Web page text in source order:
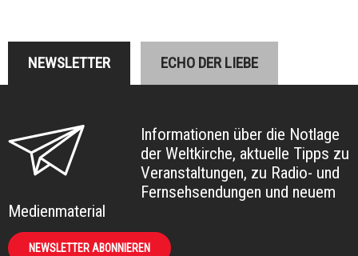
NEWSLETTER ECHO DER LIEBE
Informationen über die Notlage
der Weltkirche, aktuelle Tipps zu
Veranstaltungen, zu Radio- und
Fernsehsendungen und neuem
Medienmaterial
NEWSLETTER ABONNIEREN